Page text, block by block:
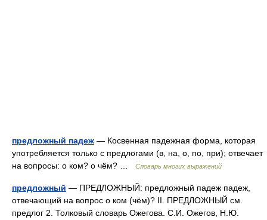
предложный падеж — Косвенная падежная форма, которая
употребляется только с предлогами (в, на, о, по, при); отвечает
на вопросы: о ком? о чём? …
Словарь многих выражений
предложный — ПРЕДЛОЖНЫЙ: предложный падеж падеж,
отвечающий на вопрос о ком (чём)? II. ПРЕДЛОЖНЫЙ см.
предлог 2. Толковый словарь Ожегова. С.И. Ожегов, Н.Ю.